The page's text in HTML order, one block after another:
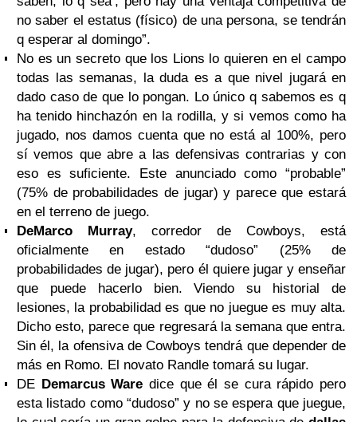
no saber el estatus (físico) de una persona, se tendrán
q esperar al domingo”.
No es un secreto que los Lions lo quieren en el campo
todas las semanas, la duda es a que nivel jugará en
dado caso de que lo pongan. Lo único q sabemos es q
ha tenido hinchazón en la rodilla, y si vemos como ha
jugado, nos damos cuenta que no está al 100%, pero
sí vemos que abre a las defensivas contrarias y con
eso es suficiente. Este anunciado como “probable”
(75% de probabilidades de jugar) y parece que estará
en el terreno de juego.
DeMarco Murray, corredor de Cowboys, está
oficialmente en estado “dudoso” (25% de
probabilidades de jugar), pero él quiere jugar y enseñar
que puede hacerlo bien. Viendo su historial de
lesiones, la probabilidad es que no juegue es muy alta.
Dicho esto, parece que regresará la semana que entra.
Sin él, la ofensiva de Cowboys tendrá que depender de
más en Romo. El novato Randle tomará su lugar.
DE Demarcus Ware dice que él se cura rápido pero
esta listado como “dudoso” y no se espera que juegue,